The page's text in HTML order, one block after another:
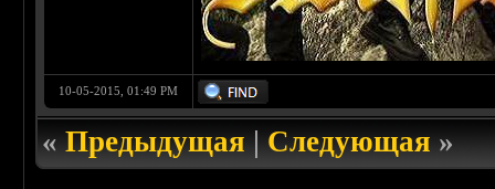
10-05-2015, 01:49 PM
«Предыдущая|Следующая»